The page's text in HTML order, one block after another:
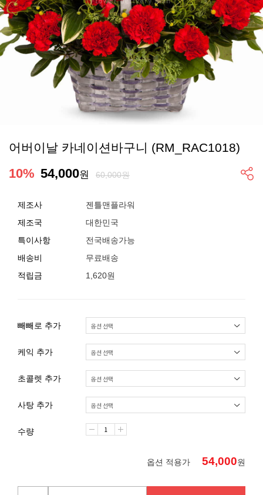
어버이날 카네이션바구니 (RM_RAC1018)
10% 54,000원 60,000원
제조사
젠틀맨플라워
제조국
대한민국
특이사항
전국배송가능
배송비
무료배송
적립금
1,620원
빼빼로 추가
케익 추가
초콜렛 추가
사탕 추가
수량
옵션 적용가 54,000원